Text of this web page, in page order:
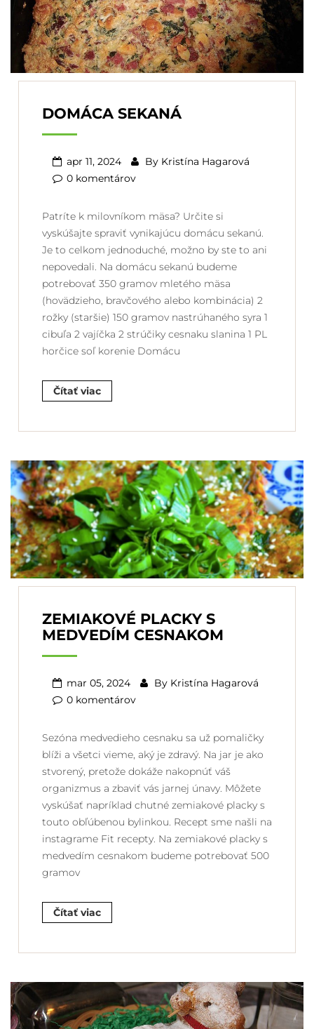
DOMÁCA SEKANÁ
apr 11, 2024 By Kristína Hagarová
0 komentárov
Patríte k milovníkom mäsa? Určite si
vyskúšajte spraviť vynikajúcu domácu sekanú.
Je to celkom jednoduché, možno by ste to ani
nepovedali. Na domácu sekanú budeme
potrebovať 350 gramov mletého mäsa
(hovädzieho, bravčového alebo kombinácia) 2
rožky (staršie) 150 gramov nastrúhaného syra 1
cibuľa 2 vajíčka 2 strúčiky cesnaku slanina 1 PL
horčice soľ korenie Domácu
Čítať viac
ZEMIAKOVÉ PLACKY S
MEDVEDÍM CESNAKOM
mar 05, 2024 By Kristína Hagarová
0 komentárov
Sezóna medvedieho cesnaku sa už pomaličky
blíži a všetci vieme, aký je zdravý. Na jar je ako
stvorený, pretože dokáže nakopnúť váš
organizmus a zbaviť vás jarnej únavy. Môžete
vyskúšať napríklad chutné zemiakové placky s
touto obľúbenou bylinkou. Recept sme našli na
instagrame Fit recepty. Na zemiakové placky s
medvedím cesnakom budeme potrebovať 500
gramov
Čítať viac